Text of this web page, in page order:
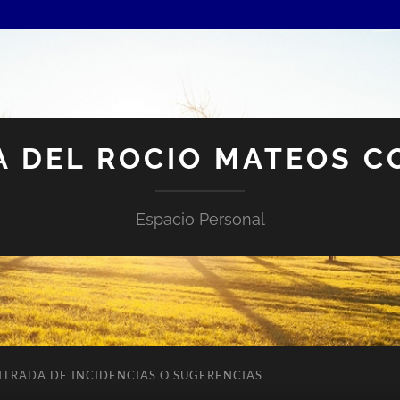
DEL ROCIO MATEOS
Espacio Personal
DE INCIDENCIAS O SUGERENCIAS